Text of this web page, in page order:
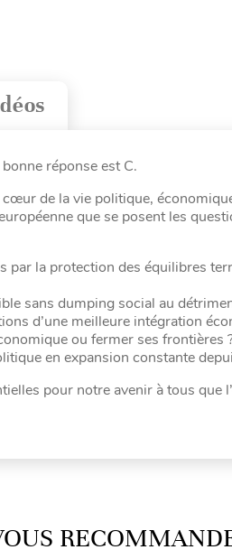
réponse est C.
de la vie politique,
que se posent les
par la protection des équilibres
sans dumping social au
d’une meilleure intégration
ou fermer ses frontières
en expansion constante
pour notre avenir à tous que